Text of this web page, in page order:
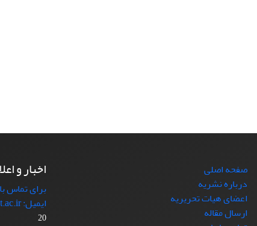
صفحه اصلی
درباره نشریه
اعضای هیات تحریریه
ارسال مقاله
اخبار و
برای تماس
ایمیل: japr@ut.ac.ir با ما در ارتباط باشید.
20